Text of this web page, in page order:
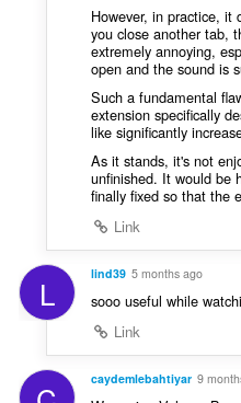
However, in practice, it
you close another tab,
extremely annoying,
open and the sound is
Such a fundamental
extension specifically
like significantly
As it stands, it's not
unfinished. It would be
finally fixed so that the
Link
L lind39 5 months ago
sooo useful while
Link
caydemlebahtiyar 9